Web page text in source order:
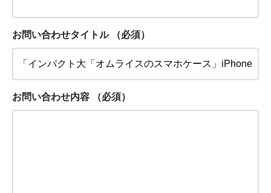
お問い合わせタイトル （必須）
お問い合わせ内容 （必須）